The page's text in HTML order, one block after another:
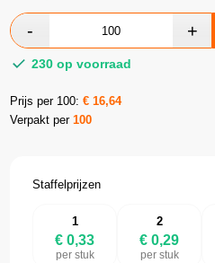
230 op voorraad
Prijs per 100:€16,64
Verpakt per100
Staffelprijzen
1
€ 0,33
per stuk
2
€ 0,29
per stuk